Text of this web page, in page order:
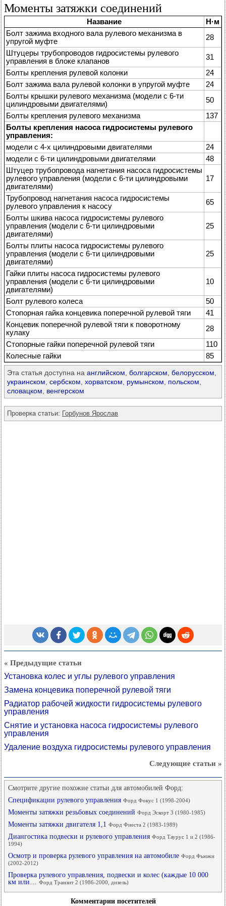
Моменты затяжки соединений
Название
Н·м
Болт зажима входного вала рулевого механизма в
упругой муфте
28
Штуцеры трубопроводов гидросистемы рулевого
управления в блоке клапанов
31
Болты крепления рулевой колонки
24
Болт зажима вала рулевой колонки в упругой муфте
24
Болты крышки рулевого механизма (модели с 6-ти
цилиндровыми двигателями)
50
Болты крепления рулевого механизма
137
Болты крепления насоса гидросистемы рулевого
управления:
модели с 4-х цилиндровыми двигателями
24
модели с 6-ти цилиндровыми двигателями
48
Штуцер трубопровода нагнетания насоса гидросистемы
рулевого управления (модели с 6-ти цилиндровыми
двигателями)
17
Трубопровод нагнетания насоса гидросистемы
рулевого управления к насосу
65
Болты шкива насоса гидросистемы рулевого
управления (модели с 6-ти цилиндровыми
двигателями)
25
Болты плиты насоса гидросистемы рулевого
управления (модели с 6-ти цилиндровыми
двигателями)
25
Гайки плиты насоса гидросистемы рулевого
управления (модели с 6-ти цилиндровыми
двигателями)
10
Болт рулевого колеса
50
Стопорная гайка концевика поперечной рулевой тяги
41
Концевик поперечной рулевой тяги к поворотному
кулаку
28
Стопорные гайки поперечной рулевой тяги
110
Колесные гайки
85
Эта статья доступна на английском болгарском белорусском
украинском сербском хорватском румынском польском
словацком
венгерском
Проверка статьи: Горбунов Ярослав
« Предыдущие статьи
Установка колес и углы рулевого управления
Замена концевика поперечной рулевой тяги
Радиатор рабочей жидкости гидросистемы рулевого
управления
Снятие и установка насоса гидросистемы рулевого
управления
Удаление воздуха гидросистемы рулевого управления
Следующие статьи »
Смотрите другие похожие статьи для автомобилей Форд:
Спецификации рулевого управления Форд Фокус 1 (1998-2004)
Моменты затяжки резьбовых соединений Форд Эскорт 3 (1980-1985)
Моменты затяжки двигателя 1,1 Форд Фиеста 2 (1983-1989)
Диангостика подвески и рулевого управления Форд Таурус 1 и 2 (1986-
1994)
Осмотр и проверка рулевого управления на автомобиле Форд Фьюжн
(2002-2012)
Проверка рулевого управления, подвески и колес (каждые 10 000
км или… Форд Транзит 2 (1986-2000, дизель)
Комментарии посетителей